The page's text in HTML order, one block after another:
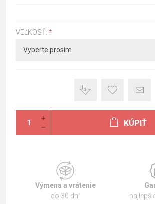
VEĽKOSŤ: *
KÚPIŤ
Výmena a vrátenie
do 30 dní